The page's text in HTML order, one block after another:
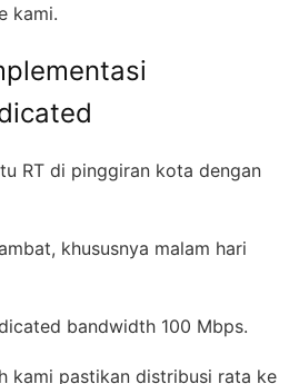
kami.
RT di pinggiran kota dengan
khususnya malam hari
bandwidth 100 Mbps.
kami pastikan distribusi rata ke